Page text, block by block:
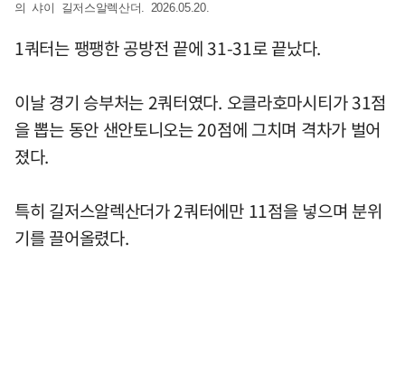
의 샤이 길저스알렉산더. 2026.05.20.
1쿼터는 팽팽한 공방전 끝에 31-31로 끝났다.
이날 경기 승부처는 2쿼터였다. 오클라호마시티가 31점
을 뽑는 동안 샌안토니오는 20점에 그치며 격차가 벌어
졌다.
특히 길저스알렉산더가 2쿼터에만 11점을 넣으며 분위
기를 끌어올렸다.